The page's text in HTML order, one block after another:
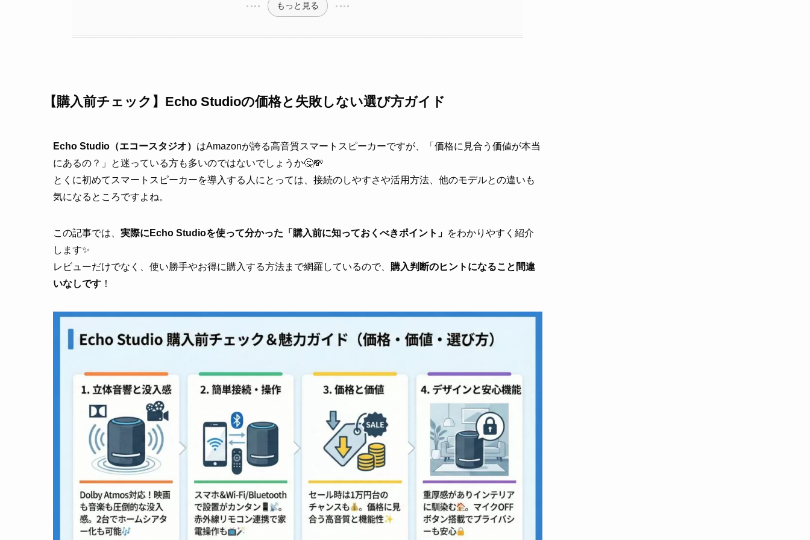
もっと見る
【購入前チェック】Echo Studioの価格と失敗しない選び方ガイド
Echo Studio（エコースタジオ） はAmazonが誇る高音質スマートスピーカーですが、「価格に見合う価値が本当
にあるの？」と迷っている方も多いのではないでしょうか🤔💸
とくに初めてスマートスピーカーを導入する人にとっては、接続のしやすさや活用方法、他のモデルとの違いも
気になるところですよね。
この記事では、 実際にEcho Studioを使って分かった「購入前に知っておくべきポイント」 をわかりやすく紹介
します✨
レビューだけでなく、使い勝手やお得に購入する方法まで網羅しているので、 購入判断のヒントになること間違
いなしです ！